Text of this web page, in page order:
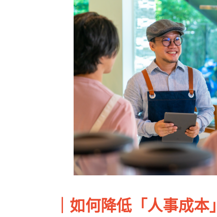
｜如何降低「人事成本